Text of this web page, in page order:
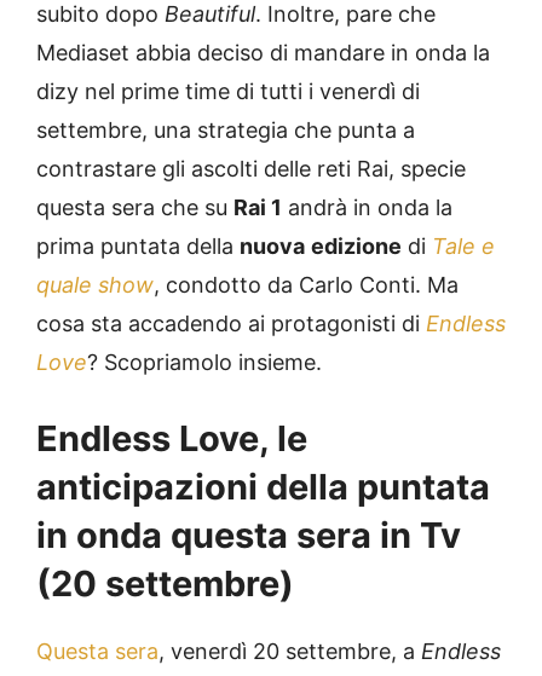
subito dopo Beautiful. Inoltre, pare che
Mediaset abbia deciso di mandare in onda la
dizy nel prime time di tutti i venerdì di
settembre, una strategia che punta a
contrastare gli ascolti delle reti Rai, specie
questa sera che su Rai 1 andrà in onda la
prima puntata della nuova edizione di Tale e
quale show, condotto da Carlo Conti. Ma
cosa sta accadendo ai protagonisti di Endless
Love? Scopriamolo insieme.
Endless Love, le
anticipazioni della puntata
in onda questa sera in Tv
(20 settembre)
Questa sera, venerdì 20 settembre, a Endless